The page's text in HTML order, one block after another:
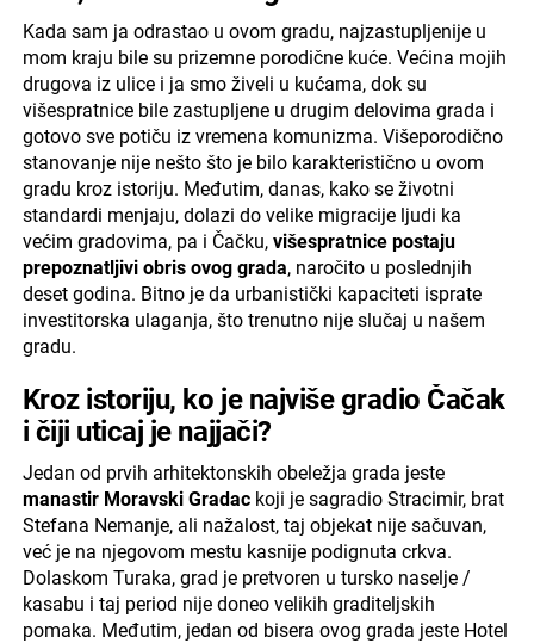
Kada sam ja odrastao u ovom gradu, najzastupljenije u
mom kraju bile su prizemne porodične kuće. Većina mojih
drugova iz ulice i ja smo živeli u kućama, dok su
višespratnice bile zastupljene u drugim delovima grada i
gotovo sve potiču iz vremena komunizma. Višeporodično
stanovanje nije nešto što je bilo karakteristično u ovom
gradu kroz istoriju. Međutim, danas, kako se životni
standardi menjaju, dolazi do velike migracije ljudi ka
većim gradovima, pa i Čačku,višespratnice postaju
prepoznatljivi obris ovog grada, naročito u poslednjih
deset godina. Bitno je da urbanistički kapaciteti isprate
investitorska ulaganja, što trenutno nije slučaj u našem
gradu.
Kroz istoriju, ko je najviše gradio Čačak
i čiji uticaj je najjači?
Jedan od prvih arhitektonskih obeležja grada jeste
manastir Moravski Gradackoji je sagradio Stracimir, brat
Stefana Nemanje, ali nažalost, taj objekat nije sačuvan,
već je na njegovom mestu kasnije podignuta crkva.
Dolaskom Turaka, grad je pretvoren u tursko naselje /
kasabu i taj period nije doneo velikih graditeljskih
pomaka. Međutim, jedan od bisera ovog grada jeste Hotel